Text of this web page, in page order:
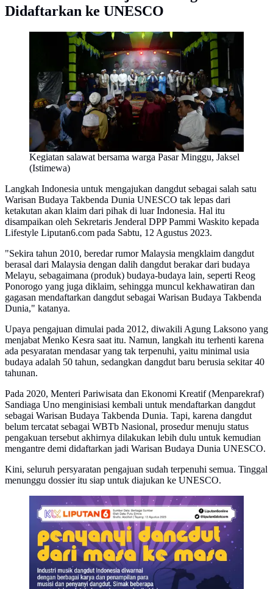
Didaftarkan ke UNESCO
Kegiatan salawat bersama warga Pasar Minggu, Jaksel
(Istimewa)
Langkah Indonesia untuk mengajukan dangdut sebagai salah satu
Warisan Budaya Takbenda Dunia UNESCO tak lepas dari
ketakutan akan klaim dari pihak di luar Indonesia. Hal itu
disampaikan oleh Sekretaris Jenderal DPP Pammi Waskito kepada
Lifestyle Liputan6.com pada Sabtu, 12 Agustus 2023.
"Sekira tahun 2010, beredar rumor Malaysia mengklaim dangdut
berasal dari Malaysia dengan dalih dangdut berakar dari budaya
Melayu, sebagaimana (produk) budaya-budaya lain, seperti Reog
Ponorogo yang juga diklaim, sehingga muncul kekhawatiran dan
gagasan mendaftarkan dangdut sebagai Warisan Budaya Takbenda
Dunia," katanya.
Upaya pengajuan dimulai pada 2012, diwakili Agung Laksono yang
menjabat Menko Kesra saat itu. Namun, langkah itu terhenti karena
ada pesyaratan mendasar yang tak terpenuhi, yaitu minimal usia
budaya adalah 50 tahun, sedangkan dangdut baru berusia sekitar 40
tahunan.
Pada 2020, Menteri Pariwisata dan Ekonomi Kreatif (Menparekraf)
Sandiaga Uno menginisiasi kembali untuk mendaftarkan dangdut
sebagai Warisan Budaya Takbenda Dunia. Tapi, karena dangdut
belum tercatat sebagai WBTb Nasional, prosedur menuju status
pengakuan tersebut akhirnya dilakukan lebih dulu untuk kemudian
mengantre demi didaftarkan jadi Warisan Budaya Dunia UNESCO.
Kini, seluruh persyaratan pengajuan sudah terpenuhi semua. Tinggal
menunggu dossier itu siap untuk diajukan ke UNESCO.